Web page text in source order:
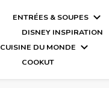
ENTRÉES & SOUPES
DISNEY INSPIRATION
CUISINE DU MONDE
COOKUT